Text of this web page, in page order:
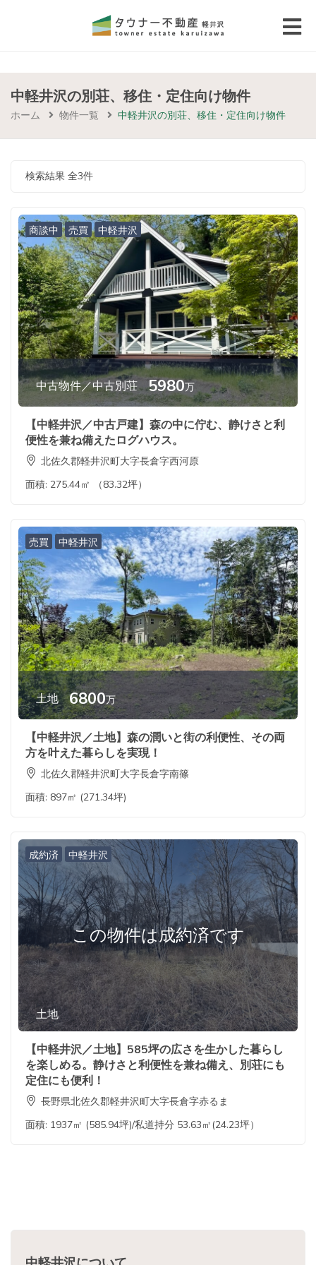
(物件種別から選ぶ)
(価格帯から選ぶ)
中軽井沢の別荘、移住・定住向け物件
ホーム 物件一覧 中軽井沢の別荘、移住・定住向け物件
検索結果 全3件
商談中 売買 中軽井沢
中古物件／中古別荘 5980万
【中軽井沢／中古戸建】森の中に佇む、静けさと利
便性を兼ね備えたログハウス。
北佐久郡軽井沢町大字長倉字西河原
面積: 275.44㎡ （83.32坪）
売買 中軽井沢
土地 6800万
【中軽井沢／土地】森の潤いと街の利便性、その両
方を叶えた暮らしを実現！
北佐久郡軽井沢町大字長倉字南篠
面積: 897㎡ (271.34坪)
この物件は成約済です
成約済 中軽井沢
土地
【中軽井沢／土地】585坪の広さを生かした暮らし
を楽しめる。静けさと利便性を兼ね備え、別荘にも
定住にも便利！
長野県北佐久郡軽井沢町大字長倉字赤るま
面積: 1937㎡ (585.94坪)/私道持分 53.63㎡(24.23坪）